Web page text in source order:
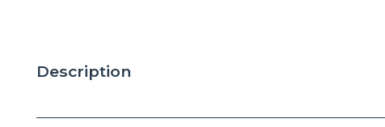
Description